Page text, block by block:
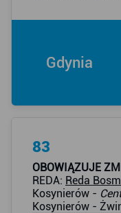
Gdynia
83
OBOWIĄZUJE
REDA: Reda
Kosynierów -
Kosynierów -